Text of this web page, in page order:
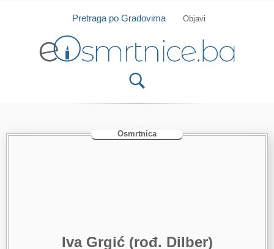
Isprobajte našu Android i IOS aplikaciju
Pretraga po Gradovima Objavi
Osmrtnica
Iva Grgić (rođ. Dilber)